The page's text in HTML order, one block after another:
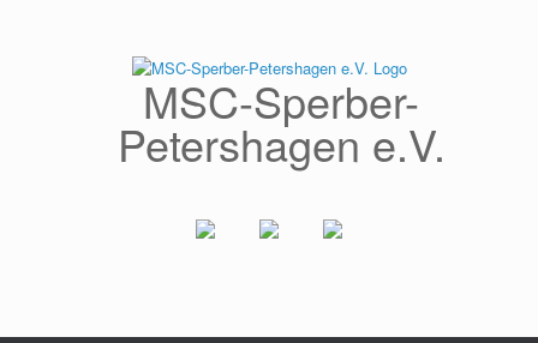
MSC-Sperber-
Petershagen e.V.